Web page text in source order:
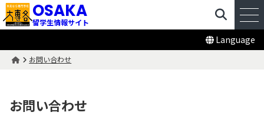
OSAKA
留学生情報サイト
Language
お問い合わせ
お問い合わせ